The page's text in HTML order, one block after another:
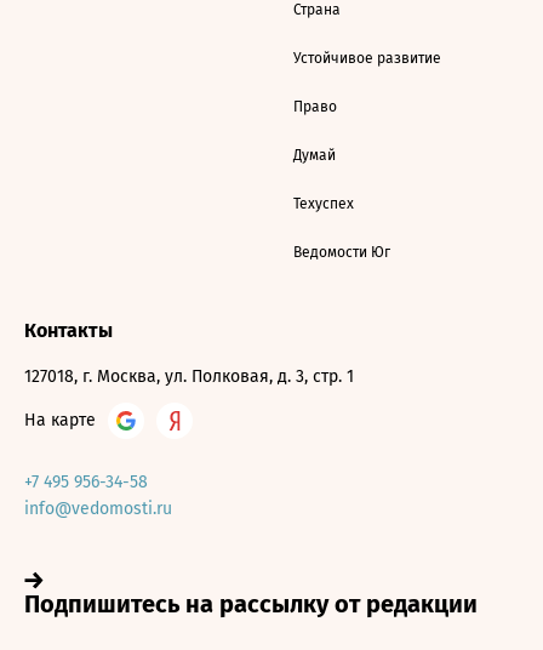
Страна
Устойчивое развитие
Право
Думай
Техуспех
Ведомости Юг
Контакты
127018, г. Москва, ул. Полковая, д. 3, стр. 1
На карте
+7 495 956-34-58
info@vedomosti.ru